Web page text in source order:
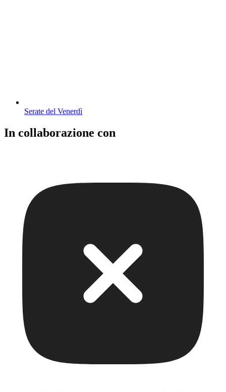
Serate del Venerdì
In collaborazione con